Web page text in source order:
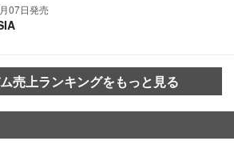
07日発売
売上ランキングをもっと見る